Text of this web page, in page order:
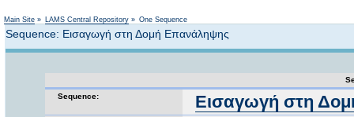
Main Site » LAMS Central Repository » One Sequence
Sequence: Εισαγωγή στη Δομή Επανάληψης
Sequence:
Εισαγωγή στη